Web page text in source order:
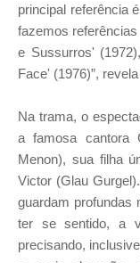
principal referência
fazemos
e Sussurros'
Face' (1976)”,
Na trama, o
a famosa cantora
Menon), sua filha
Victor (Glau
guardam profundas
ter se sentido, a
precisando,